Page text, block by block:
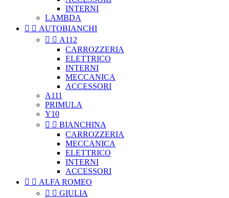
INTERNI
LAMBDA
  AUTOBIANCHI
  A112
CARROZZERIA
ELETTRICO
INTERNI
MECCANICA
ACCESSORI
A111
PRIMULA
Y10
  BIANCHINA
CARROZZERIA
MECCANICA
ELETTRICO
INTERNI
ACCESSORI
  ALFA ROMEO
  GIULIA